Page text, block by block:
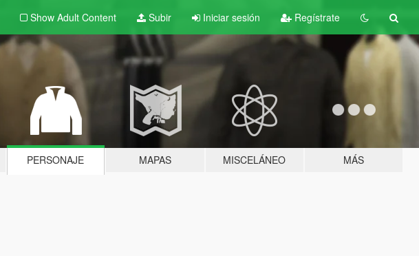
Show Adult Content Subir Iniciar sesión Regístrate
PERSONAJE MAPAS MISCELÁNEO MÁS